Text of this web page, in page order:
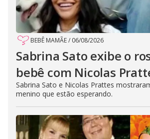
BEBÊ MAMÃE/ 06/08/2026
Sabrina Sato exibe o
bebê com Nicolas
Sabrina Sato e Nicolas Prattes
menino que estão esperando.